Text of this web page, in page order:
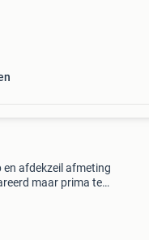
afdekzeil afmeting
maar prima te